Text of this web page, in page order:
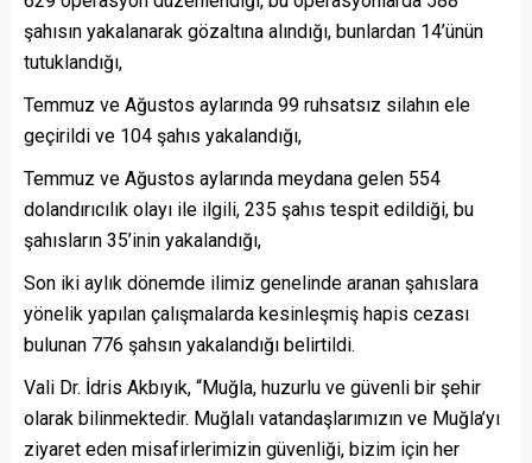
şahısın yakalanarak gözaltına alındığı, bunlardan 14’ünün
tutuklandığı,
Temmuz ve Ağustos aylarında 99 ruhsatsız silahın ele
geçirildi ve 104 şahıs yakalandığı,
Temmuz ve Ağustos aylarında meydana gelen 554
dolandırıcılık olayı ile ilgili, 235 şahıs tespit edildiği, bu
şahısların 35’inin yakalandığı,
Son iki aylık dönemde ilimiz genelinde aranan şahıslara
yönelik yapılan çalışmalarda kesinleşmiş hapis cezası
bulunan 776 şahsın yakalandığı belirtildi.
Vali Dr. İdris Akbıyık, “Muğla, huzurlu ve güvenli bir şehir
olarak bilinmektedir. Muğlalı vatandaşlarımızın ve Muğla’yı
ziyaret eden misafirlerimizin güvenliği, bizim için her